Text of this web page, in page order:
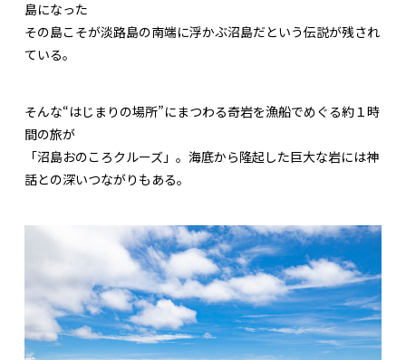
島になった――
その島こそが淡路島の南端に浮かぶ沼島だという伝説が残され
ている。
そんな“はじまりの場所”にまつわる奇岩を漁船でめぐる約１時
間の旅が
「沼島おのころクルーズ」。海底から隆起した巨大な岩には神
話との深いつながりもある。